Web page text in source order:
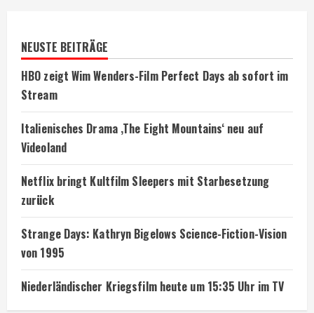
NEUSTE BEITRÄGE
HBO zeigt Wim Wenders-Film Perfect Days ab sofort im
Stream
Italienisches Drama ‚The Eight Mountains‘ neu auf
Videoland
Netflix bringt Kultfilm Sleepers mit Starbesetzung
zurück
Strange Days: Kathryn Bigelows Science-Fiction-Vision
von 1995
Niederländischer Kriegsfilm heute um 15:35 Uhr im TV